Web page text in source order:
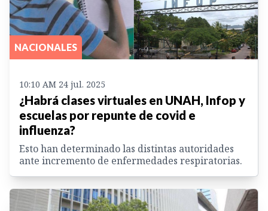
NACIONALES
10:10 AM 24 jul. 2025
¿Habrá clases virtuales en UNAH, Infop y
escuelas por repunte de covid e
influenza?
Esto han determinado las distintas autoridades
ante incremento de enfermedades respiratorias.